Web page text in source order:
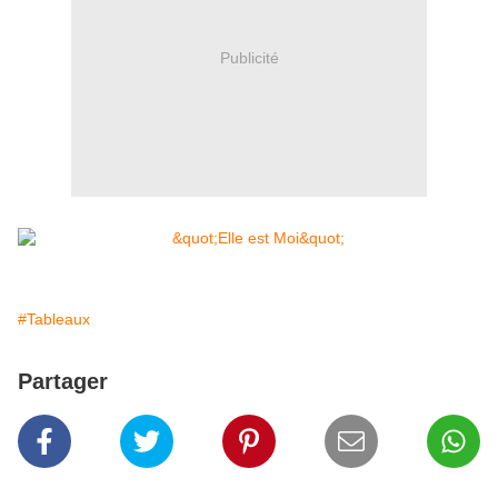
Publicité
#Tableaux
Partager